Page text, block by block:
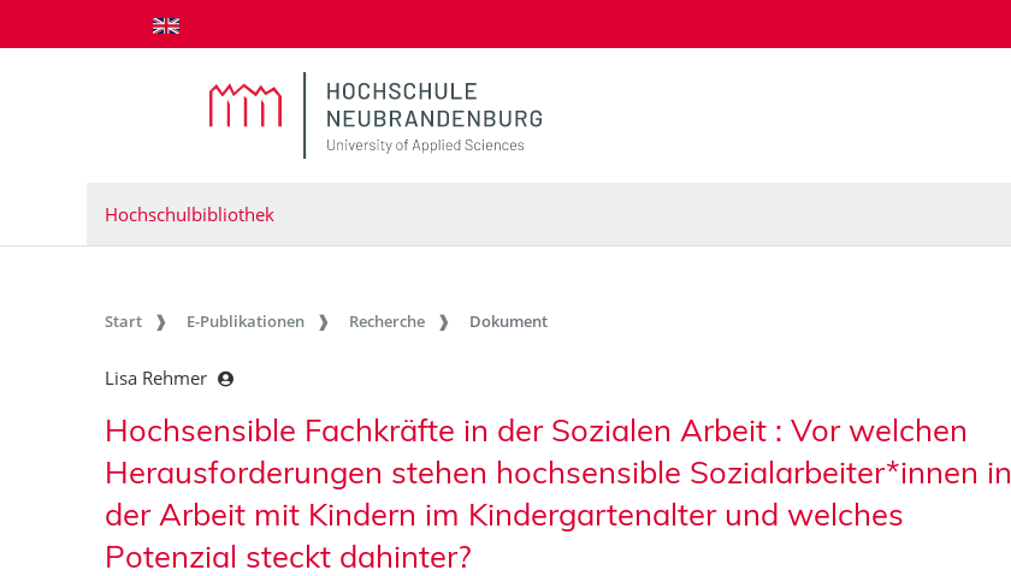
zum Inhalt springen
Hochschulbibliothek
Start E-Publikationen Recherche Dokument
Lisa Rehmer
Hochsensible Fachkräfte in der Sozialen Arbeit : Vor welchen
Herausforderungen stehen hochsensible Sozialarbeiter*innen in
der Arbeit mit Kindern im Kindergartenalter und welches
Potenzial steckt dahinter?